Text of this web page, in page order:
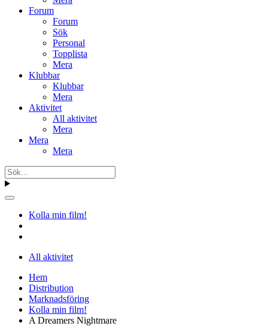
Forum
Forum
Sök
Personal
Topplista
Mera
Klubbar
Klubbar
Mera
Aktivitet
All aktivitet
Mera
Mera
Mera
Kolla min film!
All aktivitet
Hem
Distribution
Marknadsföring
Kolla min film!
A Dreamers Nightmare